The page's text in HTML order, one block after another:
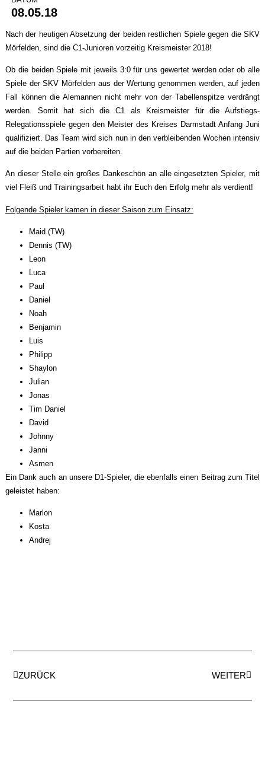
08.05.18
Nach der heutigen Absetzung der beiden restlichen Spiele gegen die SKV
Mörfelden, sind die C1-Junioren vorzeitig Kreismeister 2018!
Ob die beiden Spiele mit jeweils 3:0 für uns gewertet werden oder ob alle
Spiele der SKV Mörfelden aus der Wertung genommen werden, auf jeden
Fall können die Alemannen nicht mehr von der Tabellenspitze verdrängt
werden. Somit hat sich die C1 als Kreismeister für die Aufstiegs-
Relegationsspiele gegen den Meister des Kreises Darmstadt Anfang Juni
qualifiziert. Das Team wird sich nun in den verbleibenden Wochen intensiv
auf die beiden Partien vorbereiten.
An dieser Stelle ein großes Dankeschön an alle eingesetzten Spieler, mit
viel Fleiß und Trainingsarbeit habt ihr Euch den Erfolg mehr als verdient!
Folgende Spieler kamen in dieser Saison zum Einsatz:
Maid (TW)
Dennis (TW)
Leon
Luca
Paul
Daniel
Noah
Benjamin
Luis
Philipp
Shaylon
Julian
Jonas
Tim Daniel
David
Johnny
Janni
Asmen
Ein Dank auch an unsere D1-Spieler, die ebenfalls einen Beitrag zum Titel
geleistet haben:
Marlon
Kosta
Andrej
ZURÜCK WEITER